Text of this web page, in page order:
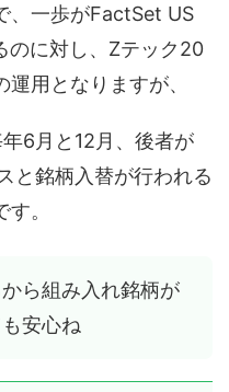
、一歩がFactSet US
に対し、Zテック20
用となりますが、
6月と12月、後者が
と銘柄入替が行われる
。
ら組み入れ銘柄が
安心ね